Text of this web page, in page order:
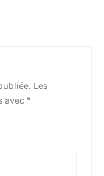
Les
avec *